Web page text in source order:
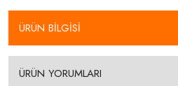
ÜRÜN BİLGİSİ
ÜRÜN YORUMLARI